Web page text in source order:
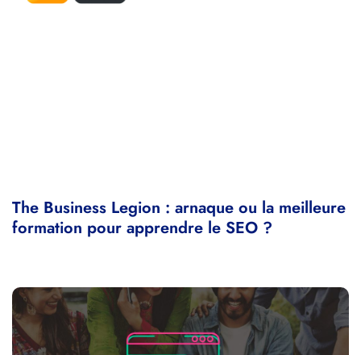
The Business Legion : arnaque ou la meilleure
formation pour apprendre le SEO ?